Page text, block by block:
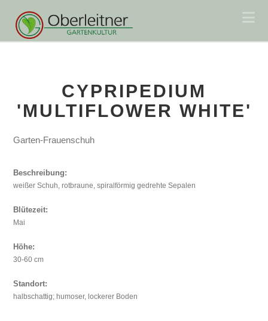
CYPRIPEDIUM
'MULTIFLOWER WHITE'
Garten-Frauenschuh
Beschreibung:
weißer Schuh, rotbraune, spiralförmig gedrehte Sepalen
Blütezeit:
Mai
Höhe:
30-60 cm
Standort:
halbschattig; humoser, lockerer Boden